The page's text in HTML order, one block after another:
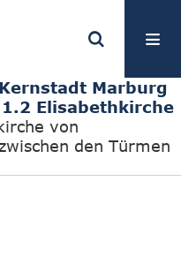
Marburg
Elisabethkirche
von
den Türmen